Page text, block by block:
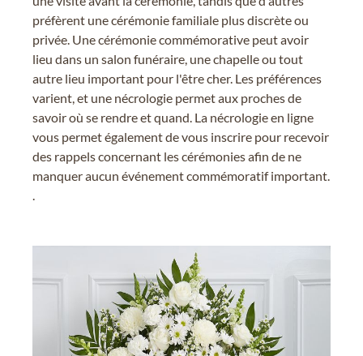
préfèrent une cérémonie familiale plus discrète ou
privée. Une cérémonie commémorative peut avoir
lieu dans un salon funéraire, une chapelle ou tout
autre lieu important pour l'être cher. Les préférences
varient, et une nécrologie permet aux proches de
savoir où se rendre et quand. La nécrologie en ligne
vous permet également de vous inscrire pour recevoir
des rappels concernant les cérémonies afin de ne
manquer aucun événement commémoratif important.